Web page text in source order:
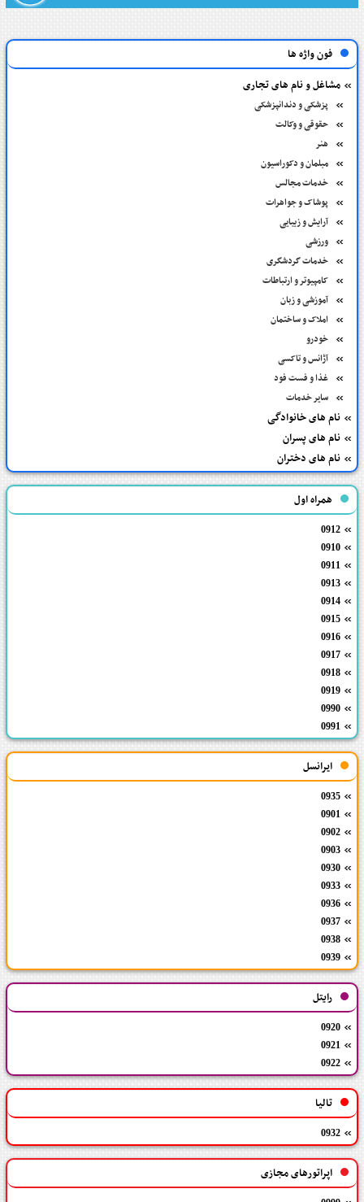
فون واژه ها
مشاغل و نام های تجاری
پزشکی و دندانپزشکی
حقوقی و وکالت
هنر
مبلمان و دکوراسیون
خدمات مجالس
پوشاک و جواهرات
آرایش و زیبایی
ورزشی
خدمات گردشگری
کامپیوتر و ارتباطات
آموزشی و زبان
املاک و ساختمان
خودرو
آژانس و تاکسی
غذا و فست فود
سایر خدمات
نام های خانوادگی
نام های پسران
نام های دختران
همراه اول
0912
0910
0911
0913
0914
0915
0916
0917
0918
0919
0990
0991
ایرانسل
0935
0901
0902
0903
0930
0933
0936
0937
0938
0939
رایتل
0920
0921
0922
تالیا
0932
اپراتورهای مجازی